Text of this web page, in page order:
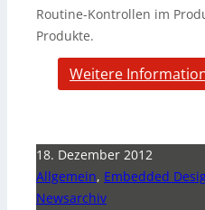
Routine-Kontrollen im
Produkte.
Weitere
18. Dezember 2012
Allgemein, Embedded
Newsarchiv